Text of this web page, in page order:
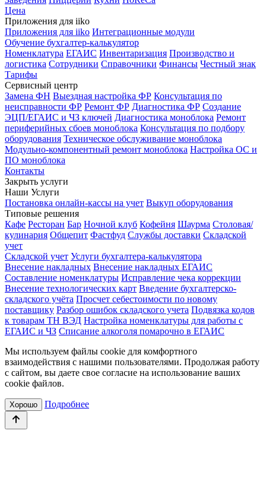
Цена
Приложения для iiko
Приложения для iiko Интеграционные модули
Обучение бухгалтер-калькулятор
Номенклатура ЕГАИС Инвентаризация Производство и
логистика Сотрудники Справочники Финансы Честный знак
Тарифы
Сервисный центр
Замена ФН Выездная настройка ФР Консультация по
неисправности ФР Ремонт ФР Диагностика ФР Создание
ЭЦП/ЕГАИС и ЧЗ ключей Диагностика моноблока Ремонт
периферийных сбоев моноблока Консультация по подбору
оборудования Техническое обслуживание моноблока
Модульно-компонентный ремонт моноблока Настройка ОС и
ПО моноблока
Контакты
Закрыть услуги
Наши Услуги
Постановка онлайн-кассы на учет Выкуп оборудования
Типовые решения
Кафе Ресторан Бар Ночной клуб Кофейня Шаурма Столовая/
кулинария Общепит Фастфуд Службы доставки Складской
учет
Складской учет Услуги бухгалтера-калькулятора
Внесение накладных Внесение накладных ЕГАИС
Составление номенклатуры Исправление чека коррекции
Внесение технологических карт Введение бухгалтерско-
складского учёта Просчет себестоимости по новому
поставщику Разбор ошибок складского учета Подвязка кодов
к товарам ТН ВЭД Настройка номенклатуры для работы с
ЕГАИС и ЧЗ Списание алкоголя помарочно в ЕГАИС
Мы используем файлы cookie для комфортного
взаимодействия с нашими пользователями. Продолжая работу
с сайтом, вы даете свое согласие на использование ваших
cookie файлов.
Хорошо Подробнее